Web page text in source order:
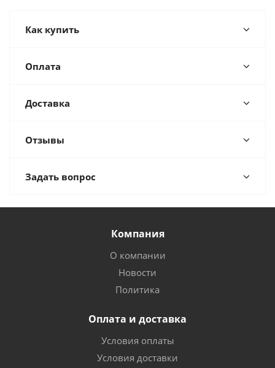
Как купить
Оплата
Доставка
Отзывы
Задать вопрос
Компания
О компании
Новости
Политика
Оплата и доставка
Условия оплаты
Условия доставки